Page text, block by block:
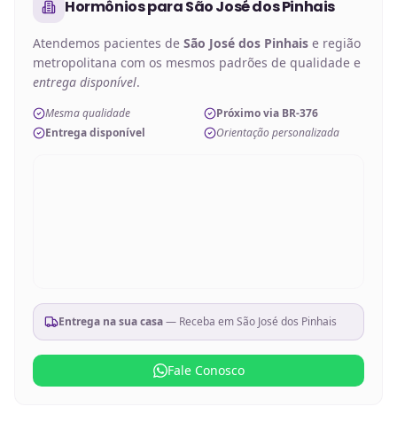
HormôniosparaSão José dos Pinhais
Atendemos pacientes de São José dos Pinhais e região
metropolitana com os mesmos padrões de qualidade e
entrega disponível.
Mesma qualidade
Próximo via BR-376
Entrega disponível
Orientação personalizada
Entrega na sua casa— Receba emSão José dos Pinhais
Fale Conosco